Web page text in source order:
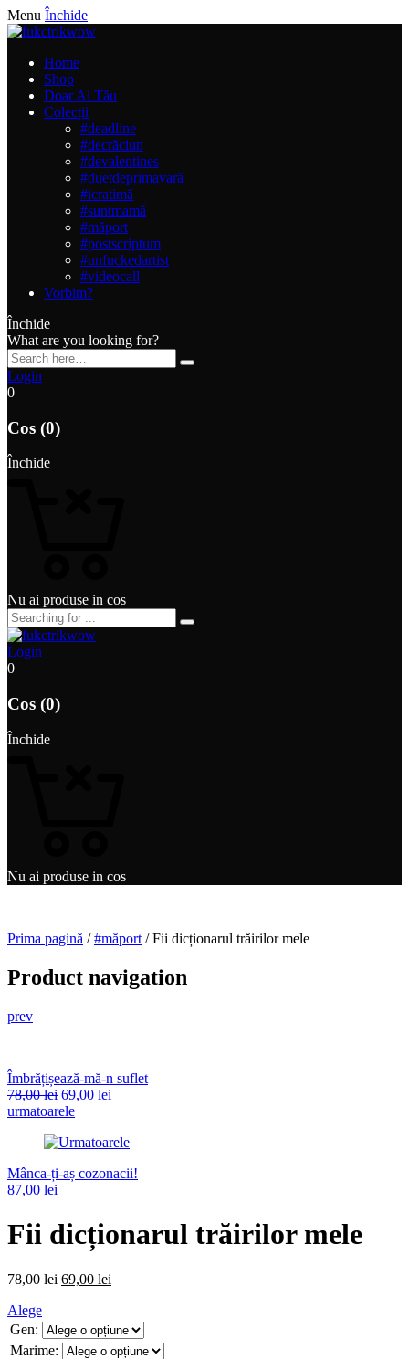
Menu Închide
Home
Shop
Doar Al Tău
Colecții
#deadline
#decrăciun
#devalentines
#duetdeprimavară
#icratimă
#suntmamă
#măport
#postscriptum
#unfuckedartist
#videocall
Vorbim?
Închide
What are you looking for?
Login
0
Cos (0)
Închide
Nu ai produse in cos
Login
0
Cos (0)
Închide
Nu ai produse in cos
Prima pagină /#măport / Fii dicționarul trăirilor mele
Product navigation
prev
Îmbrățișează-mă-n suflet
78,00lei 69,00 lei
urmatoarele
Mânca-ți-aș cozonacii!
87,00 lei
Fii dicționarul trăirilor mele
78,00lei 69,00 lei
Alege
Gen:
Marime: